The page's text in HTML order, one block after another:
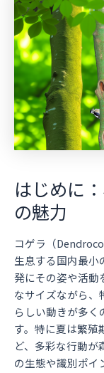
はじめに
の魅力
コゲラ（
生息する国内最小
発にその姿や活動
なサイズながら、
らしい動きが多く
す。特に夏は繁殖
ど、多彩な行動が
の生態や識別ポイ